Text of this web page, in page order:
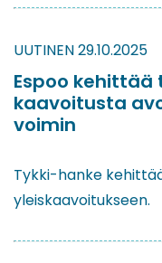
UUTINEN29.10.2025
Espoo
kaavoitusta
voimin
Tykki-hanke
yleiskaavoitukseen.